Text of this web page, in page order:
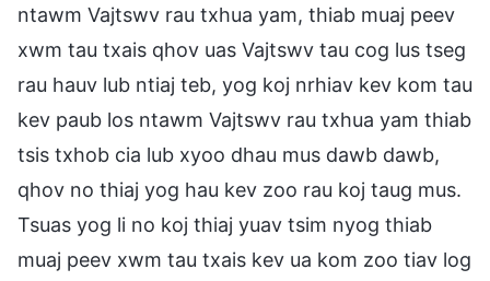
ntawm Vajtswv rau txhua yam, thiab muaj peev
xwm tau txais qhov uas Vajtswv tau cog lus tseg
rau hauv lub ntiaj teb, yog koj nrhiav kev kom tau
kev paub los ntawm Vajtswv rau txhua yam thiab
tsis txhob cia lub xyoo dhau mus dawb dawb,
qhov no thiaj yog hau kev zoo rau koj taug mus.
Tsuas yog li no koj thiaj yuav tsim nyog thiab
muaj peev xwm tau txais kev ua kom zoo tiav log